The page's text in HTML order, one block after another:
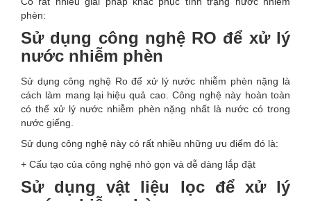
phèn:
Sử dụng công nghệ RO để xử lý
nước nhiễm phèn
Sử dụng công nghệ Ro để xử lý nước nhiễm phèn nặng là
cách làm mang lại hiệu quả cao. Công nghệ này hoàn toàn
có thể xử lý nước nhiễm phèn nặng nhất là nước có trong
nước giếng.
Sử dụng công nghệ này có rất nhiều những ưu điểm đó là:
+ Cấu tạo của công nghệ nhỏ gọn và dễ dàng lắp đặt
Sử dụng vật liệu lọc để xử lý